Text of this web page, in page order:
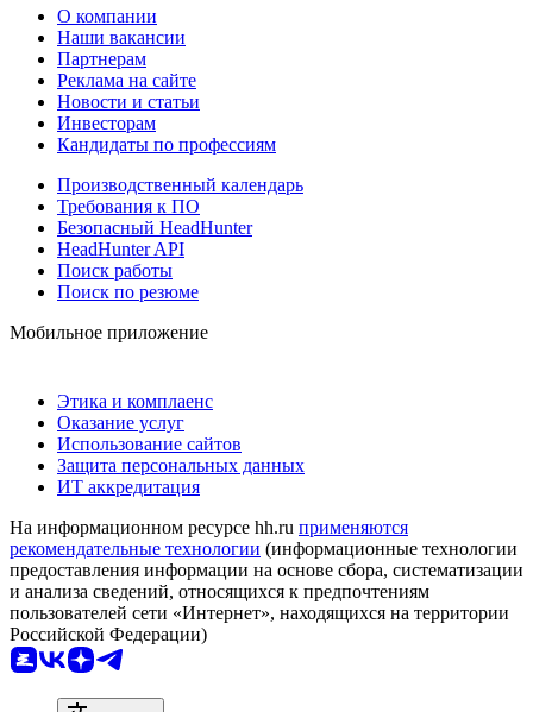
О компании
Наши вакансии
Партнерам
Реклама на сайте
Новости и статьи
Инвесторам
Кандидаты по профессиям
Производственный календарь
Требования к ПО
Безопасный HeadHunter
HeadHunter API
Поиск работы
Поиск по резюме
Мобильное приложение
Этика и комплаенс
Оказание услуг
Использование сайтов
Защита персональных данных
ИТ аккредитация
На информационном ресурсе hh.ru применяются
рекомендательные технологии (информационные технологии
предоставления информации на основе сбора, систематизации
и анализа сведений, относящихся к предпочтениям
пользователей сети «Интернет», находящихся на территории
Российской Федерации)